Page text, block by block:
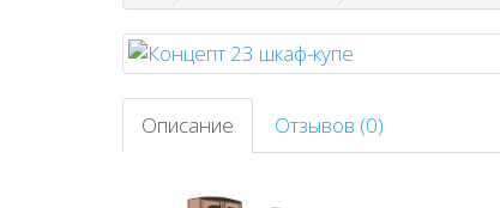
Описание Отзывов (0)